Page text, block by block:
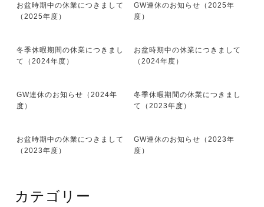
お盆時期中の休業につきまして
（2025年度）
GW連休のお知らせ（2025年
度）
冬季休暇期間の休業につきまし
て（2024年度）
お盆時期中の休業につきまして
（2024年度）
GW連休のお知らせ（2024年
度）
冬季休暇期間の休業につきまし
て（2023年度）
お盆時期中の休業につきまして
（2023年度）
GW連休のお知らせ（2023年
度）
カテゴリー